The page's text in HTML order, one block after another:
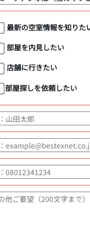
最新の空室情報を知りた
部屋を内見したい
店舗に行きたい
部屋探しを依頼したい